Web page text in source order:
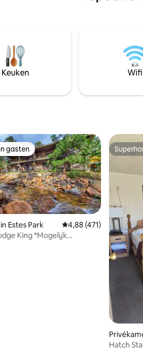
lounge. Koel af
minuten van Round Top en
Smithville en Bastrop.
maar
Nationaal
Keuken Wifi
gasten
gasten
Estes Park Gemiddelde
4,88 (471)
King *Mogelijk
Hatch